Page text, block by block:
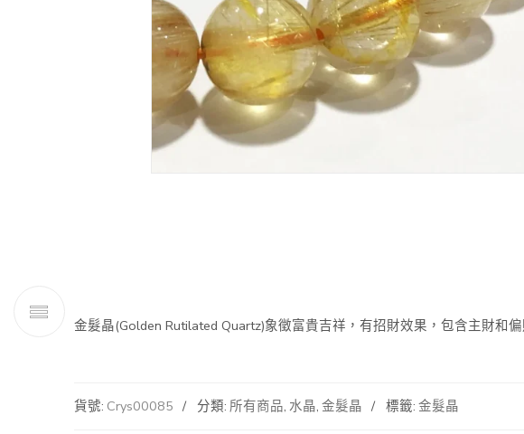
金髮晶(Golden Rutilated Quartz)象徵富貴吉祥，有招財效果，包含主財和
貨號: Crys00085 分類: 所有商品, 水晶, 金髮晶 標籤: 金髮晶